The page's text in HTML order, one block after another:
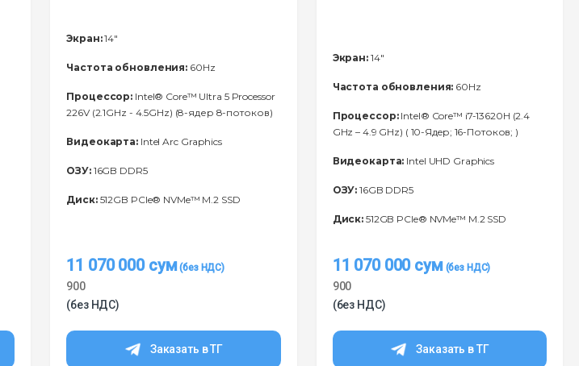
Экран:14"
Частота обновления: 60Hz
Процессор: Intel® Core™ Ultra 5 Processor
226V (2.1GHz - 4.5GHz) (8-ядер 8-потоков)
Видеокарта: Intel Arc Graphics
ОЗУ:16GB DDR5
Диск:512GB PCIe® NVMe™ M.2 SSD
11 070 000 сум
900
(без НДС)
Заказать в ТГ
Экран:14"
Частота обновления: 60Hz
Процессор:Intel® Core™ i7-13620H (2.4
GHz – 4.9 GHz) ( 10-Ядeр; 16-Потоков; )
Видеокарта: Intel UHD Graphics
ОЗУ: 16GB DDR5
Диск: 512GB PCIe® NVMe™ M.2 SSD
11 070 000 сум
900
(без НДС)
Заказать в ТГ